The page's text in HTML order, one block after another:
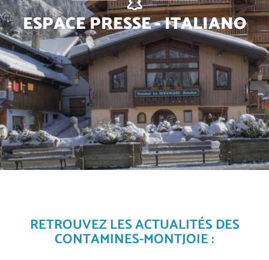
ESPACE PRESSE - ITALIANO
RETROUVEZ LES ACTUALITÉS DES
CONTAMINES-MONTJOIE :